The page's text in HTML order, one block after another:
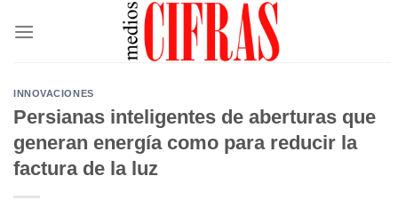
INNOVACIONES
Persianas inteligentes de aberturas que
generan energía como para reducir la
factura de la luz